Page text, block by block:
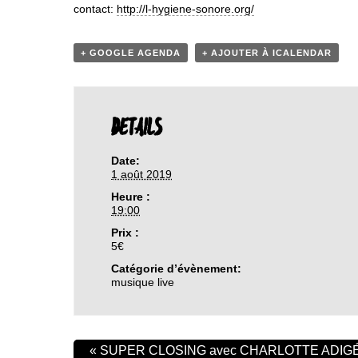
contact: http://l-hygiene-sonore.org/
+ GOOGLE AGENDA + AJOUTER À ICALENDAR
DETAILS
Date:
1 août 2019
Heure :
19:00
Prix :
5€
Catégorie d’évènement:
musique live
« SUPER CLOSING avec CHARLOTTE